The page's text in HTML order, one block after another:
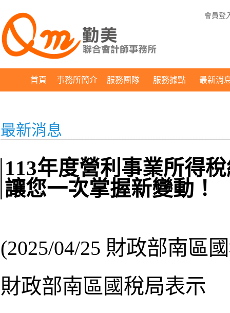
會員登
首頁 事務所簡介 服務團隊 服務據點 最新消
最新消息
113年度營利事業所得
讓您一次掌握新變動！
(2025/04/25 財政部南區
財政部南區國稅局表示